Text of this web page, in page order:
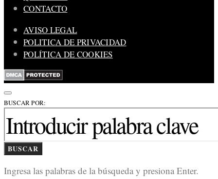
CONTACTO
AVISO LEGAL
POLITICA DE PRIVACIDAD
POLÍTICA DE COOKIES
BUSCAR POR:
BUSCAR
Ingresa las palabras de la búsqueda y presiona Enter.